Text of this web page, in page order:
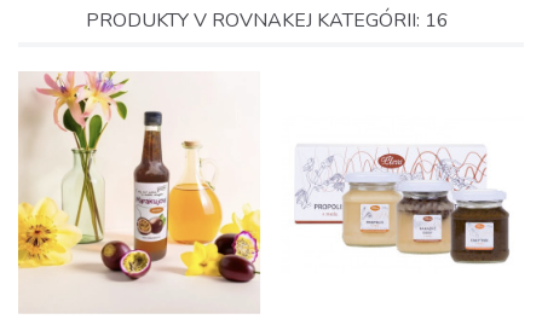
PRODUKTY V ROVNAKEJ KATEGÓRII: 16